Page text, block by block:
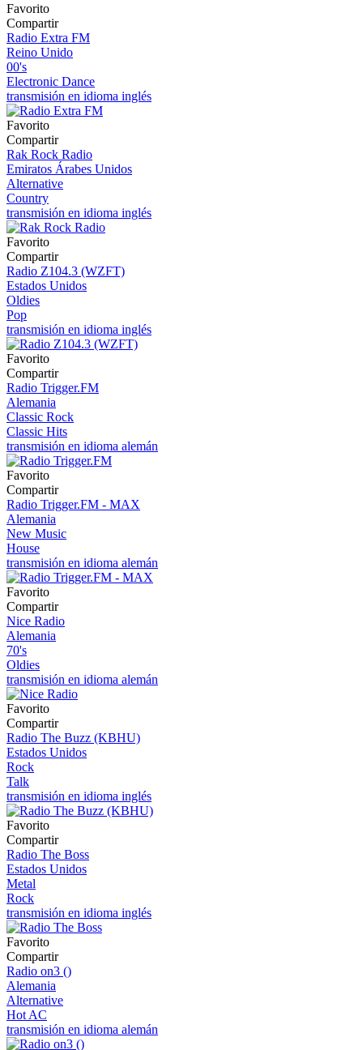
Favorito
Compartir
Radio Extra FM
Reino Unido
00's
Electronic Dance
transmisión en idioma inglés
Favorito
Compartir
Rak Rock Radio
Emiratos Árabes Unidos
Alternative
Country
transmisión en idioma inglés
Favorito
Compartir
Radio Z104.3 (WZFT)
Estados Unidos
Oldies
Pop
transmisión en idioma inglés
Favorito
Compartir
Radio Trigger.FM
Alemania
Classic Rock
Classic Hits
transmisión en idioma alemán
Favorito
Compartir
Radio Trigger.FM - MAX
Alemania
New Music
House
transmisión en idioma alemán
Favorito
Compartir
Nice Radio
Alemania
70's
Oldies
transmisión en idioma alemán
Favorito
Compartir
Radio The Buzz (KBHU)
Estados Unidos
Rock
Talk
transmisión en idioma inglés
Favorito
Compartir
Radio The Boss
Estados Unidos
Metal
Rock
transmisión en idioma inglés
Favorito
Compartir
Radio on3 ()
Alemania
Alternative
Hot AC
transmisión en idioma alemán